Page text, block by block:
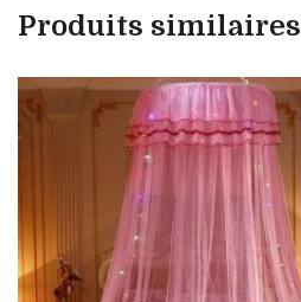
Produits similaires